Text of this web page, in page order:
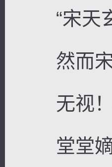
“宋天玄
然而宋
无视！
堂堂嫡